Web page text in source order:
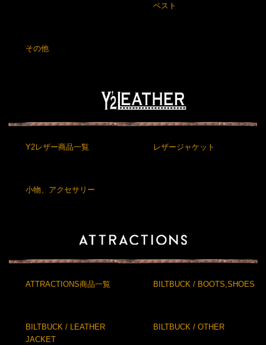
ベスト
その他
Y2レザー商品一覧 レザージャケット
小物、アクセサリー
ATTRACTIONS商品一覧 BILTBUCK / BOOTS,SHOES
BILTBUCK / LEATHER
JACKET
BILTBUCK / OTHER